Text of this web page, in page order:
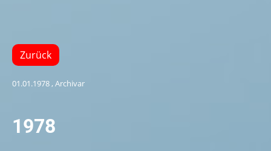
Zurück
01.01.1978, Archivar
1978